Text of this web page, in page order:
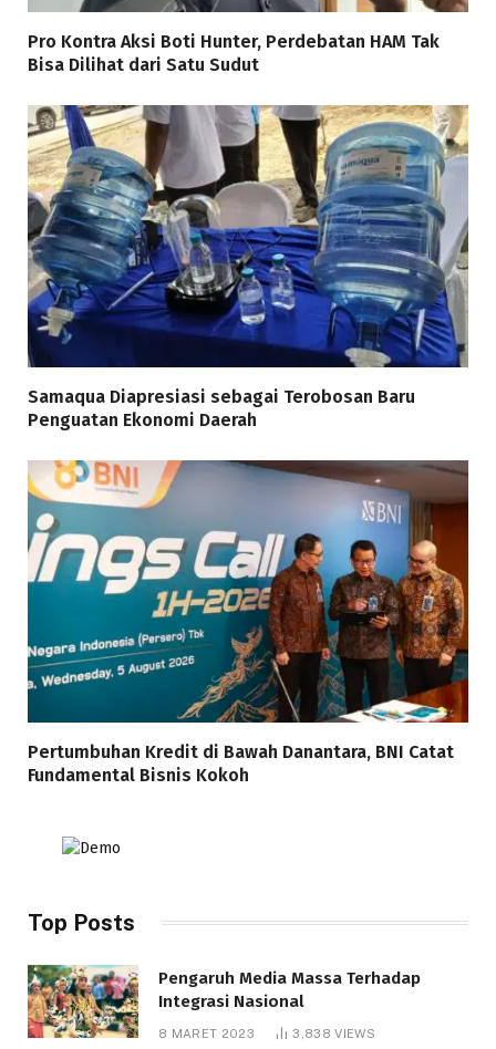
Pro Kontra Aksi Boti Hunter, Perdebatan HAM Tak
Bisa Dilihat dari Satu Sudut
Samaqua Diapresiasi sebagai Terobosan Baru
Penguatan Ekonomi Daerah
Pertumbuhan Kredit di Bawah Danantara, BNI Catat
Fundamental Bisnis Kokoh
Top Posts
Pengaruh Media Massa Terhadap
Integrasi Nasional
8 MARET 2023 3,838VIEWS